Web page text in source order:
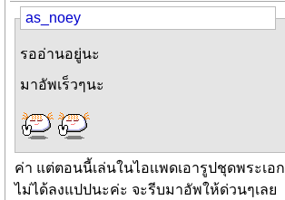
as_noey
รออ่านอยู่นะ
มาอัพเร็วๆนะ
ค่า แต่ตอนนี้เล่นในไอเเพดเอารูปชุดพระเอ
ไม่ได้ลงแปปนะค่ะ จะรีบมาอัพให้ด่วนๆเลย